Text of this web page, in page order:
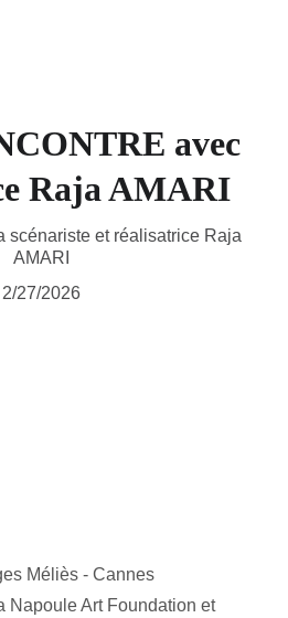
avec
Raja AMARI
scénariste et réalisatrice Raja
AMARI
2/27/2026
Méliès - Cannes
Napoule Art Foundation et